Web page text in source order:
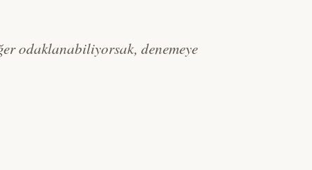
odaklanabiliyorsak, denemeye